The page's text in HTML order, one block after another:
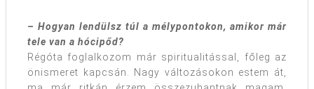
– Hogyan lendülsz túl a mélypontokon, amikor már
tele van a hócipőd?
Régóta foglalkozom már spiritualitással, főleg az
önismeret kapcsán. Nagy változásokon estem át,